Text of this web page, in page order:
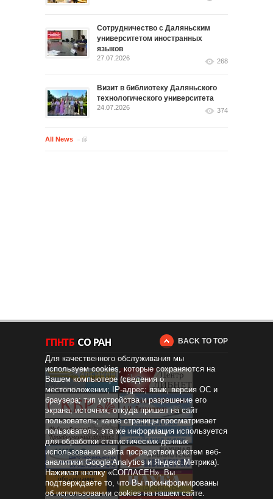
Сотрудничество с Даляньским
университетом иностранных
языков
27.07.2026 268
Визит в библиотеку Даляньского
технологического университета
24.07.2026 374
All News
BACK TO TOP
Дистанционное
образование
Для качественного обслуживания мы
используем cookies, которые сохраняются на
Вашем компьютере (сведения о
местоположении; IP-адрес; язык, версия ОС и
браузера; тип устройства и разрешение его
экрана; источник, откуда пришел на сайт
пользователь; какие страницы просматривает
пользователь; эта же информация используется
для обработки статистических данных
использования сайта посредством систем веб-
аналитики Google Analytics и Яндекс.Метрика).
Нажимая кнопку «СОГЛАСЕН», Вы
подтверждаете то, что Вы проинформированы
об использовании cookies на нашем сайте.